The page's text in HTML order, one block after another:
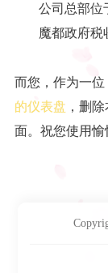
公司总部位
魔都政府税
而您，作为一位
的仪表盘 ，删
面。祝您使用愉